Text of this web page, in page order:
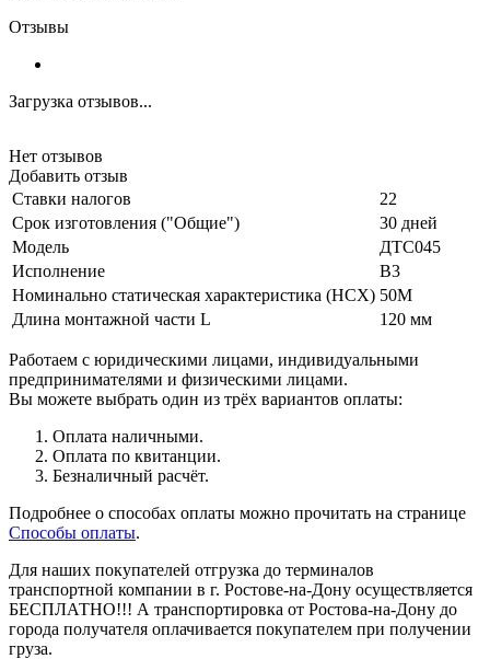
Отзывы
Загрузка отзывов...
Нет отзывов
Добавить отзыв
Ставки налогов
22
Срок изготовления ("Общие")
30 дней
Модель
ДТС045
Исполнение
В3
Номинально статическая характеристика (НСХ) 50М
Длина монтажной части L
120 мм
Работаем с юридическими лицами, индивидуальными
предпринимателями и физическими лицами.
Вы можете выбрать один из трёх вариантов оплаты:
Оплата наличными.
Оплата по квитанции.
Безналичный расчёт.
Подробнее о способах оплаты можно прочитать на странице
Способы оплаты.
Для наших покупателей отгрузка до терминалов
транспортной компании в г. Ростове-на-Дону осуществляется
БЕСПЛАТНО!!! А транспортировка от Ростова-на-Дону до
города получателя оплачивается покупателем при получении
груза.